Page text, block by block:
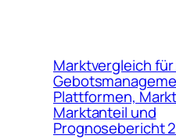
Marktvergleich
Plattformen,
Marktanteil und
Prognosebericht